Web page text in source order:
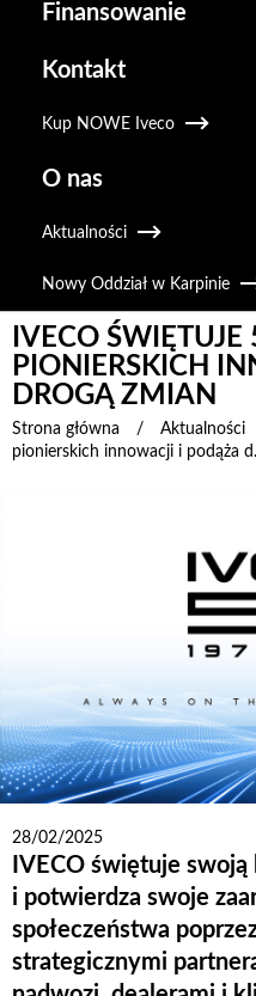
Finansowanie
Kontakt
Kup NOWE Iveco
O nas
Aktualności
Nowy Oddział w Karpinie
IVECO ŚWIĘTUJE
PIONIERSKICH
DROGĄ ZMIAN
Strona główna / Aktualności
pionierskich innowacji i podąża
28/02/2025
IVECO świętuje
i potwierdza swoje
społeczeństwa
strategicznymi